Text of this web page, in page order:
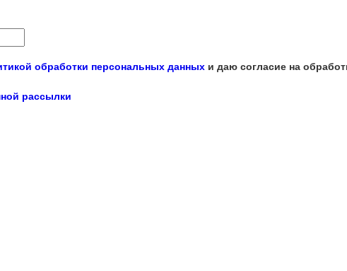
обработки персональных данных и даю согласие на
рассылки